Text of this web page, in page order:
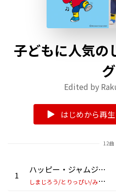
子どもに人気の
グ
Edited by
はじめから再生
12曲
1
ハッピー・ジャムジャム(エンディングテーマ)
し
まじろう/とりっぴい/みみりん/らむりん